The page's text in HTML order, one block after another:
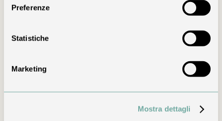
Preferenze
Statistiche
Marketing
Mostra dettagli
completa su richiesta
10% di sconto sui massaggi anche per i bambini
Spa privata 120 minuti per ogni notte prenotata